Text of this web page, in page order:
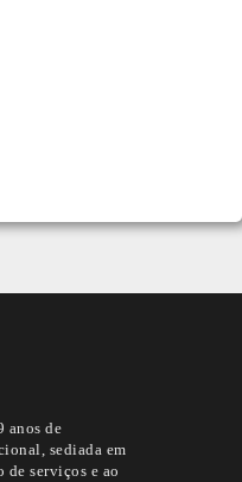
anos de
sediada em
de serviços e ao